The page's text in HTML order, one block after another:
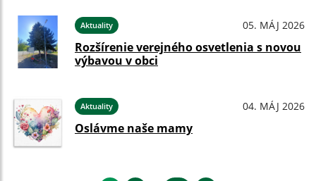
Aktuality 05. MÁJ 2026
Rozšírenie verejného osvetlenia s novou
výbavou v obci
Aktuality 04. MÁJ 2026
Oslávme naše mamy